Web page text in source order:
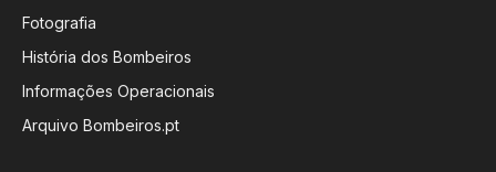
Fotografia
História dos Bombeiros
Informações Operacionais
Arquivo Bombeiros.pt